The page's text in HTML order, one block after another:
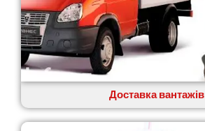
Лубни
Луцьк
Лука-Мелешківська
Львів
Малин
Миргород
Доставка вантажів